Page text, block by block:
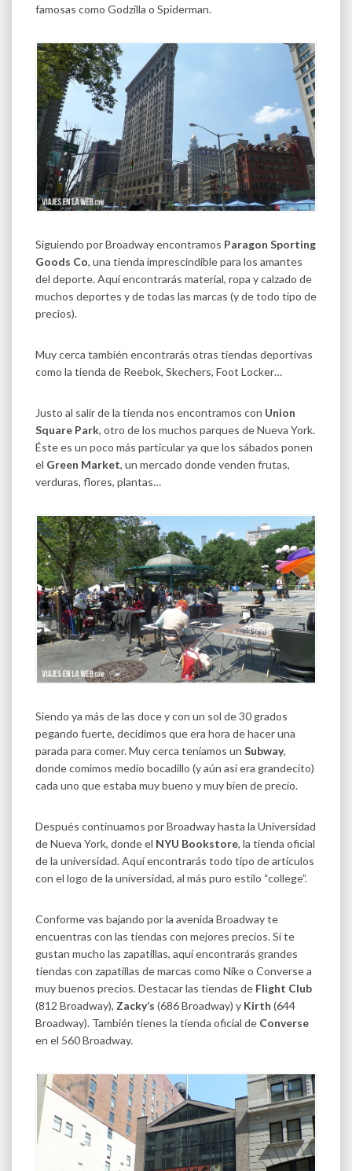
famosas como Godzilla o Spiderman.
Siguiendo por Broadway encontramos Paragon Sporting
Goods Co, una tienda imprescindible para los amantes
del deporte. Aquí encontrarás material, ropa y calzado de
muchos deportes y de todas las marcas (y de todo tipo de
precios).
Muy cerca también encontrarás otras tiendas deportivas
como la tienda de Reebok, Skechers, Foot Locker…
Justo al salir de la tienda nos encontramos con Union
Square Park, otro de los muchos parques de Nueva York.
Éste es un poco más particular ya que los sábados ponen
el Green Market, un mercado donde venden frutas,
verduras, flores, plantas…
Siendo ya más de las doce y con un sol de 30 grados
pegando fuerte, decidimos que era hora de hacer una
parada para comer. Muy cerca teníamos un Subway,
donde comimos medio bocadillo (y aún así era grandecito)
cada uno que estaba muy bueno y muy bien de precio.
Después continuamos por Broadway hasta la Universidad
de Nueva York, donde el NYU Bookstore, la tienda oficial
de la universidad. Aquí encontrarás todo tipo de artículos
con el logo de la universidad, al más puro estilo “college”.
Conforme vas bajando por la avenida Broadway te
encuentras con las tiendas con mejores precios. Si te
gustan mucho las zapatillas, aquí encontrarás grandes
tiendas con zapatillas de marcas como Nike o Converse a
muy buenos precios. Destacar las tiendas de Flight Club
(812 Broadway), Zacky’s (686 Broadway) y Kirth (644
Broadway). También tienes la tienda oficial de Converse
en el 560 Broadway.